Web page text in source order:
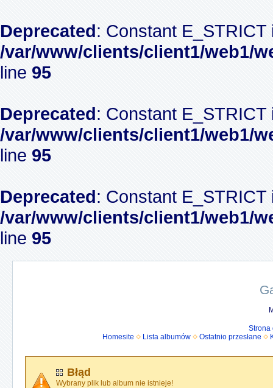
Deprecated: Constant
/var/www/clients/client1/web1/
line 95
Deprecated: Constant
/var/www/clients/client1/web1/
line 95
Deprecated: Constant
/var/www/clients/client1/web1/
line 95
Strona
Homesite
Lista albumów Ostatnio przesłane
Błąd
Wybrany plik lub album nie istnieje!